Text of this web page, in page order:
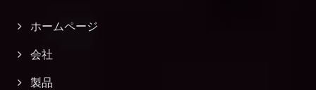
ホームページ
会社
製品